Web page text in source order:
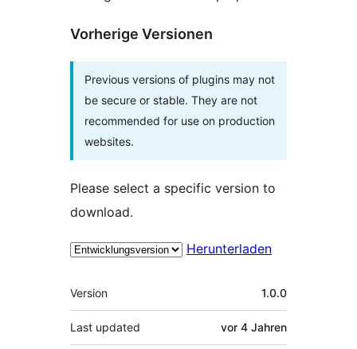
Vorherige Versionen
Previous versions of plugins may not
be secure or stable. They are not
recommended for use on production
websites.
Please select a specific version to
download.
Herunterladen
Meta
Version 1.0.0
Last updated vor 4 Jahren